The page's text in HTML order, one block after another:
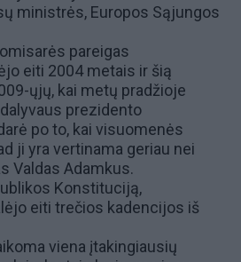
ministrės, Europos Sąjungos
pareigas
eiti 2004 metais ir šią
ųjų, kai metų pradžioje
prezidento
po to, kai visuomenės
ji yra vertinama geriau nei
Valdas Adamkus.
Konstituciją,
eiti trečios kadencijos iš
viena įtakingiausių